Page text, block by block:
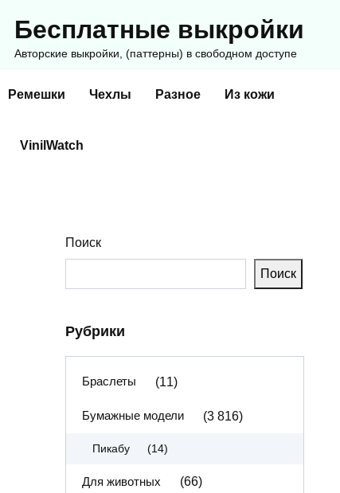
Бесплатные выкройки
Авторские выкройки, (паттерны) в свободном доступе
Ремешки Чехлы Разное Из кожи
VinilWatch
Поиск
Поиск
Рубрики
Браслеты (11)
Бумажные модели (3 816)
Пикабу (14)
Для животных (66)